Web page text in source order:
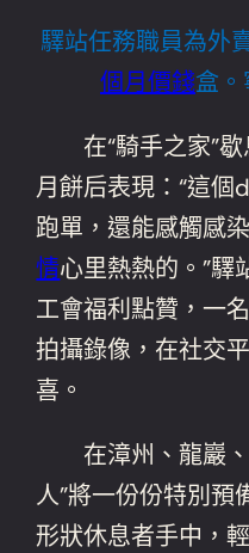
驛站任務職員為外
個月價錢盒
在“騎手之家”
月餅后表現：“這
跑單，還能感觸感
情心里熱熱的。”驛
工會福利點贊，一
拍攝錄像，在社交
喜。
在漳州、龍巖
人”將一份份特別預
形狀休息者手中，